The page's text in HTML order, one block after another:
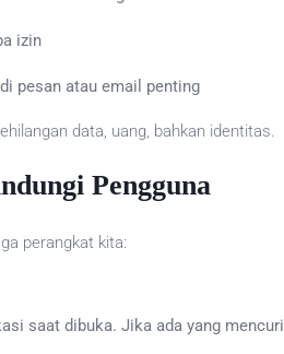
izin
pesan atau email penting
data, uang, bahkan identitas.
Pengguna
perangkat kita:
saat dibuka. Jika ada yang